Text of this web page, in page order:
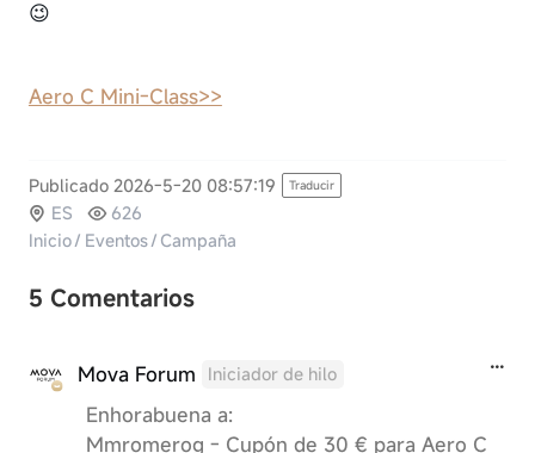
😉
Aero C Mini-Class>>
Publicado 2026-5-20 08:57:19 Traducir
ES
626
Inicio/ Eventos/ Campaña
5 Comentarios
Mova Forum Iniciador de hilo
Enhorabuena a:
Mmromerog - Cupón de 30 € para Aero C